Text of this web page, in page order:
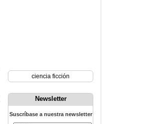
ciencia ficción
Newsletter
Suscríbase a nuestra newsletter